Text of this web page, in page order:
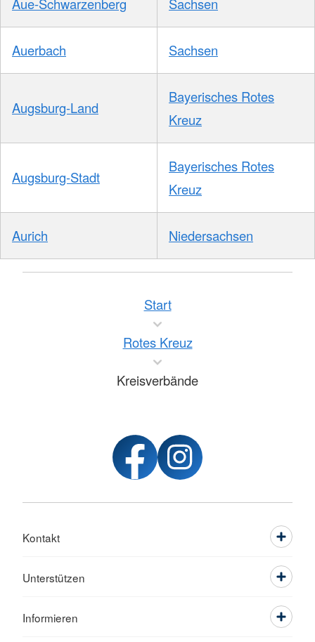
Auerbach Sachsen
Augsburg-Land
Bayerisches Rotes
Kreuz
Augsburg-Stadt
Bayerisches Rotes
Kreuz
Aurich Niedersachsen
Start
Rotes Kreuz
Kreisverbände
Kontakt
Unterstützen
Informieren